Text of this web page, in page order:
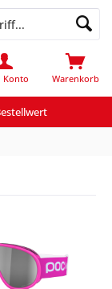
Warenkorb
Konto